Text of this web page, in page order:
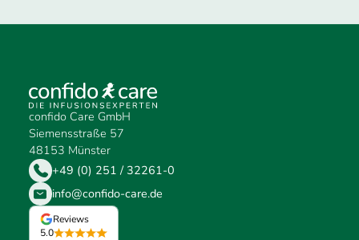
confido Care GmbH
Siemensstraße 57
48153 Münster
+49 (0) 251 / 32261-0
info@confido-care.de
Reviews
5.0